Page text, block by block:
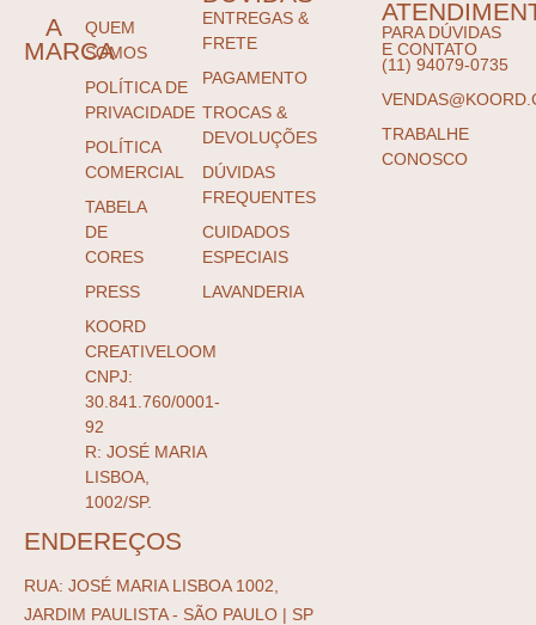
A
MARCA
QUEM
SOMOS
POLÍTICA DE
PRIVACIDADE
POLÍTICA
COMERCIAL
TABELA
DE
CORES
PRESS
KOORD
CREATIVELOOM
CNPJ:
30.841.760/0001-
92
R: JOSÉ MARIA
LISBOA,
1002/SP.
ENTREGAS &
FRETE
PAGAMENTO
TROCAS &
DEVOLUÇÕES
DÚVIDAS
FREQUENTES
CUIDADOS
ESPECIAIS
LAVANDERIA
PARA DÚVIDAS
E CONTATO
(11) 94079-0735
TRABALHE
CONOSCO
ENDEREÇOS
RUA: JOSÉ MARIA LISBOA 1002,
JARDIM PAULISTA - SÃO PAULO | SP